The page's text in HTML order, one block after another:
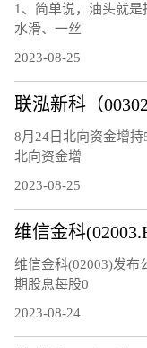
1、简单说，油头就
水滑、一丝
2023-08-25
8月24日北向资金增
北向资金增
2023-08-25
维信金科(02003)发布
期股息每股0
2023-08-24